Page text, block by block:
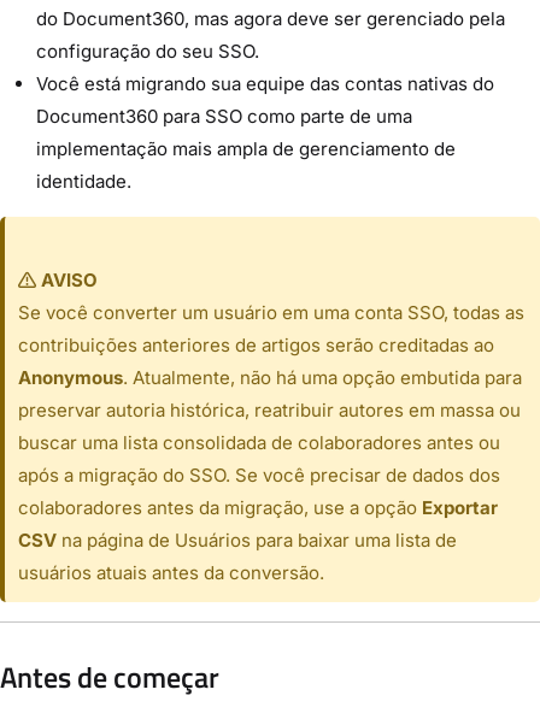
do Document360, mas agora deve ser gerenciado pela
configuração do seu SSO.
Você está migrando sua equipe das contas nativas do
Document360 para SSO como parte de uma
implementação mais ampla de gerenciamento de
identidade.
AVISO
Se você converter um usuário em uma conta SSO, todas as
contribuições anteriores de artigos serão creditadas ao
Anonymous. Atualmente, não há uma opção embutida para
preservar autoria histórica, reatribuir autores em massa ou
buscar uma lista consolidada de colaboradores antes ou
após a migração do SSO. Se você precisar de dados dos
colaboradores antes da migração, use a opção Exportar
CSV na página de Usuários para baixar uma lista de
usuários atuais antes da conversão.
Antes de começar